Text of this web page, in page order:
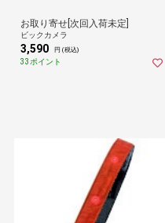
お取り寄せ[次回入荷未定]
ビックカメラ
3,590 円 (税込)
33ポイント